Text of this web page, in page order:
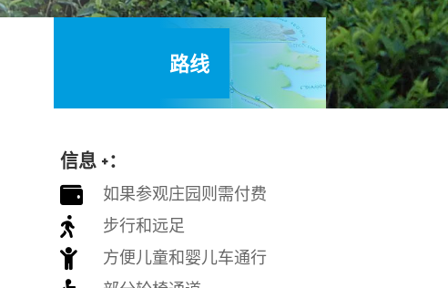
路线
信息 +：
 如果参观庄园则需付费
 步行和远足
 方便儿童和婴儿车通行